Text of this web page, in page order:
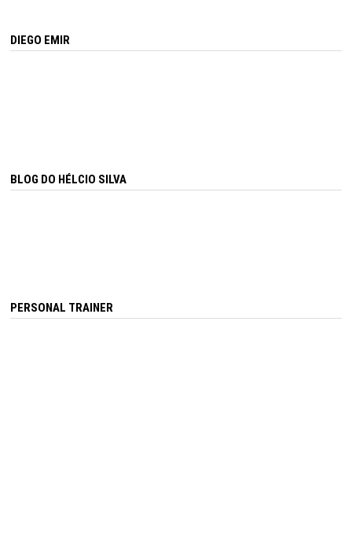
DIEGO EMIR
BLOG DO HÉLCIO SILVA
PERSONAL TRAINER